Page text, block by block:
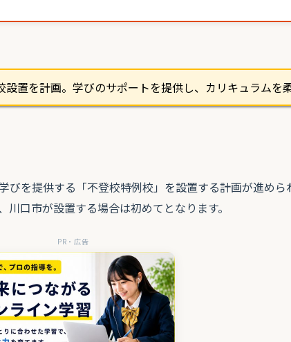
設置を計画。学びのサポートを提供し、カリキュラムを
を提供する「不登校特例校」を設置する計画が進めら
口市が設置する場合は初めてとなります。
PR・広告